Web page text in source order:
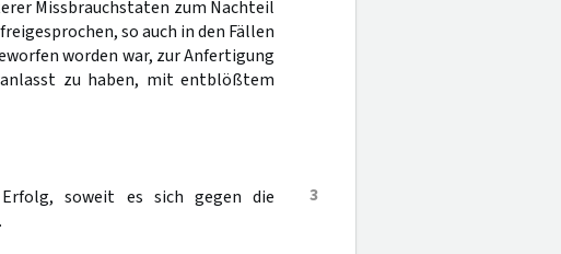
Missbrauchstaten zum Nachteil
so auch in den Fällen
worden war, zur Anfertigung
zu haben, mit entblößtem
3
soweit es sich gegen die